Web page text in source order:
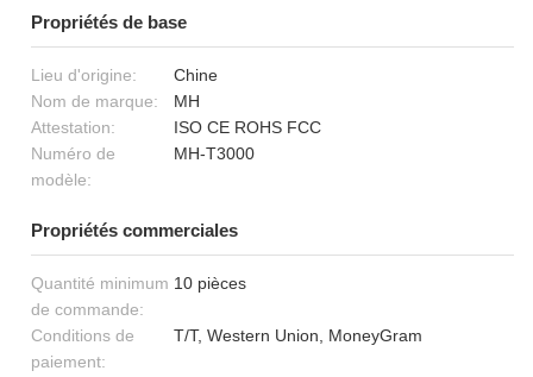
Propriétés de base
Lieu d'origine:
Chine
Nom de marque:
MH
Attestation:
ISO CE ROHS FCC
Numéro de
modèle:
MH-T3000
Propriétés commerciales
Quantité minimum
de commande:
10 pièces
Conditions de
paiement:
T/T, Western Union, MoneyGram